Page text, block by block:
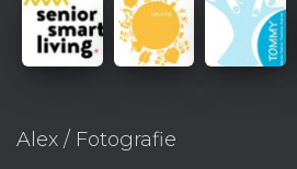
Alex / Fotografie